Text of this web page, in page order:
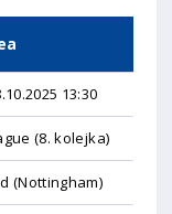
13:30
(8. kolejka)
(Nottingham)